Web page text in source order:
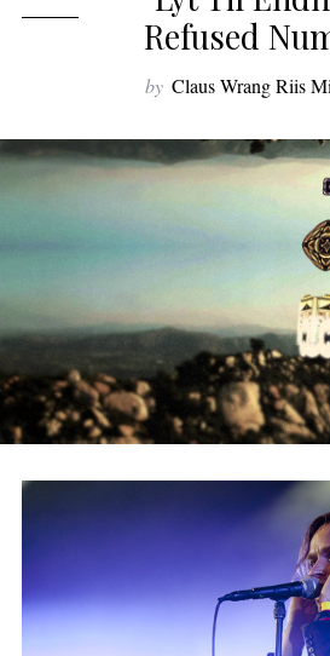
Refused
by Claus Wrang Riis